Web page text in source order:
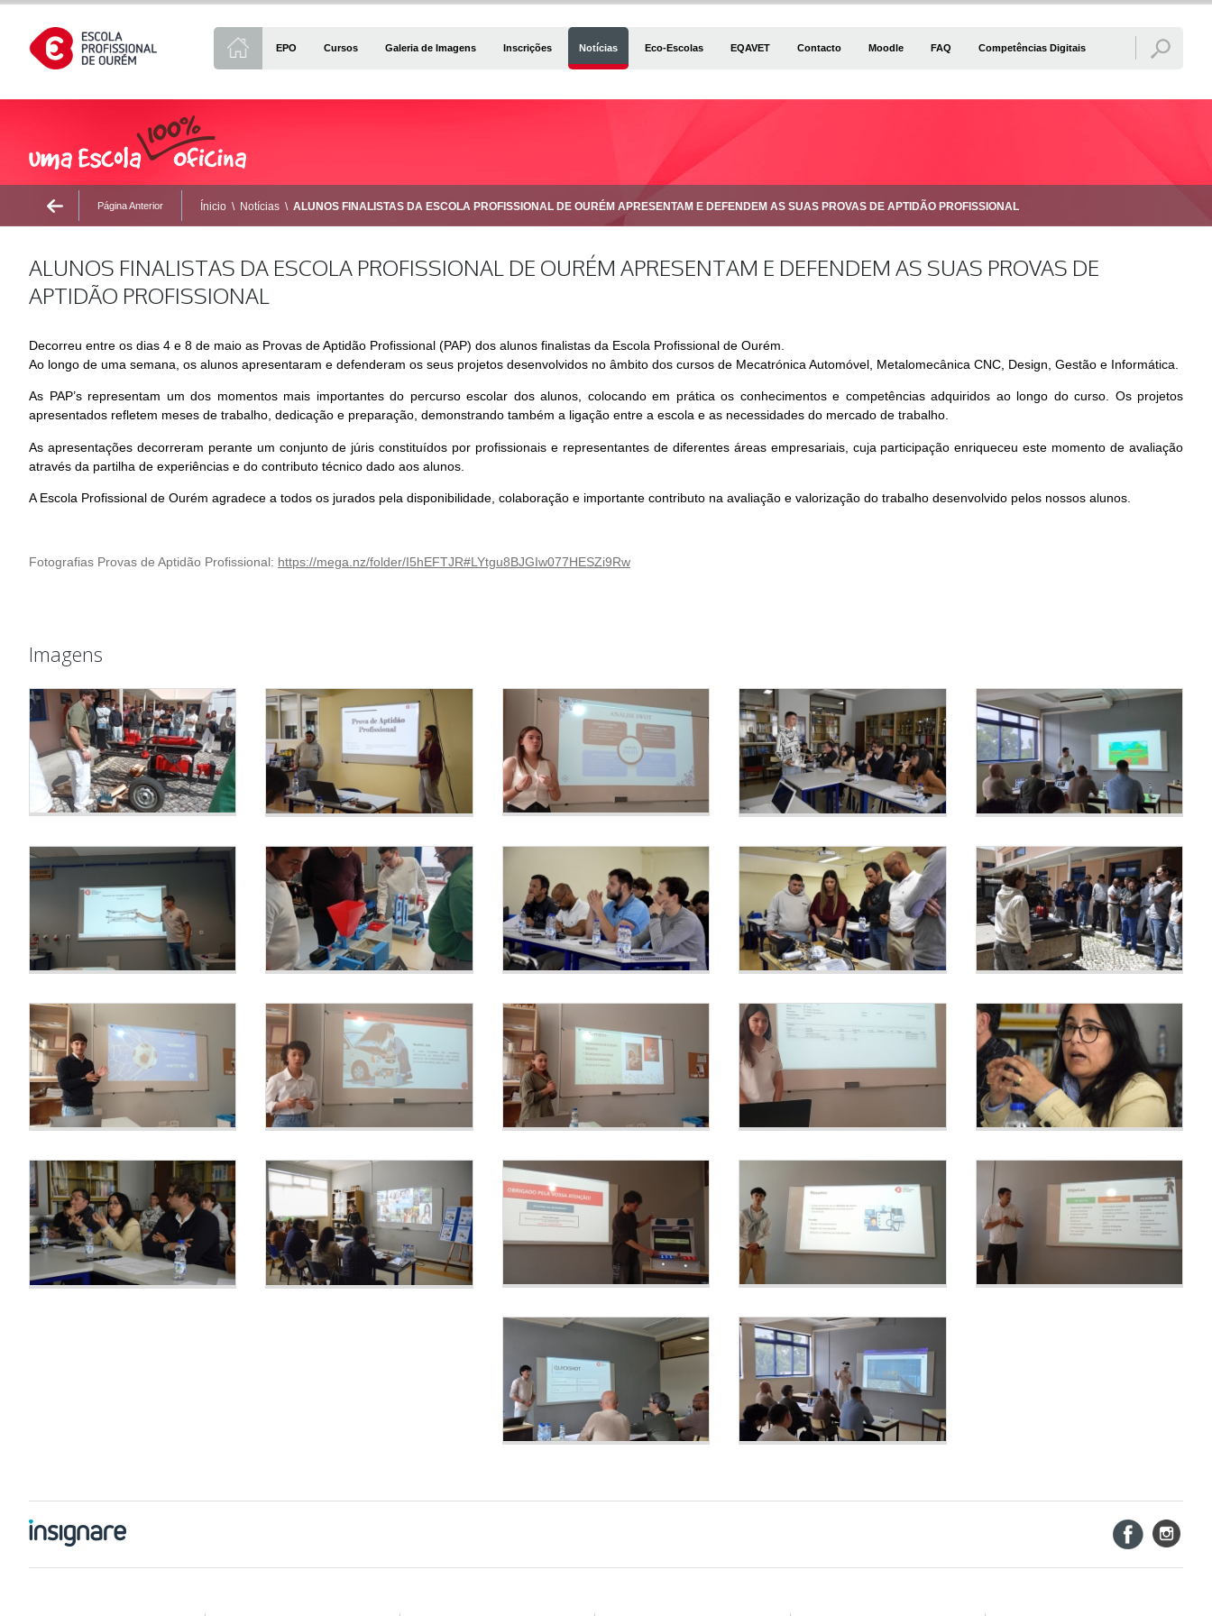
EPO Cursos Galeria de Imagens Inscrições Notícias Eco-Escolas EQAVET Contacto Moodle FAQ Competências Digitais
Página Anterior Ínicio \ Notícias \ ALUNOS FINALISTAS DA ESCOLA PROFISSIONAL DE OURÉM APRESENTAM E DEFENDEM AS SUAS PROVAS DE APTIDÃO PROFISSIONAL
ALUNOS FINALISTAS DA ESCOLA PROFISSIONAL DE OURÉM APRESENTAM E DEFENDEM AS SUAS PROVAS DE
APTIDÃO PROFISSIONAL
Decorreu entre os dias 4 e 8 de maio as Provas de Aptidão Profissional (PAP) dos alunos finalistas da Escola Profissional de Ourém.
Ao longo de uma semana, os alunos apresentaram e defenderam os seus projetos desenvolvidos no âmbito dos cursos de Mecatrónica Automóvel, Metalomecânica CNC, Design, Gestão e Informática.
As PAP’s representam um dos momentos mais importantes do percurso escolar dos alunos, colocando em prática os conhecimentos e competências adquiridos ao longo do curso. Os projetos
apresentados refletem meses de trabalho, dedicação e preparação, demonstrando também a ligação entre a escola e as necessidades do mercado de trabalho.
As apresentações decorreram perante um conjunto de júris constituídos por profissionais e representantes de diferentes áreas empresariais, cuja participação enriqueceu este momento de avaliação
através da partilha de experiências e do contributo técnico dado aos alunos.
A Escola Profissional de Ourém agradece a todos os jurados pela disponibilidade, colaboração e importante contributo na avaliação e valorização do trabalho desenvolvido pelos nossos alunos.
Fotografias Provas de Aptidão Profissional: https://mega.nz/folder/I5hEFTJR#LYtgu8BJGIw077HESZi9Rw
Imagens